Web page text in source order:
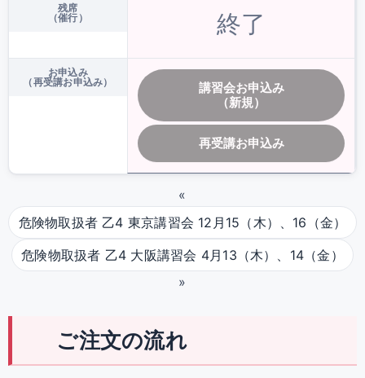
残席
（催行）
終了
お申込み
（再受講お申込み）
講習会お申込み
（新規）
再受講お申込み
«
危険物取扱者 乙4 東京講習会 12月15（木）、16（金）
危険物取扱者 乙4 大阪講習会 4月13（木）、14（金）
»
ご注文の流れ